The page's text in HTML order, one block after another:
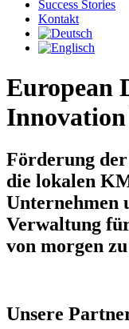
Success Stories
Kontakt
European
Förderung
die lokalen
Unternehmen
Verwaltung
von morgen
Unsere